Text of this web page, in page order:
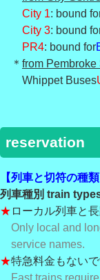
City 1: bound
City 3: bound
PR4: bound for
＊ from Pembroke
Whippet Buses
reservation
【列車と切符の種
列車種別 train types
★ ローカル列車と
Only local and
service names.
★特急料金もない
Fast trains